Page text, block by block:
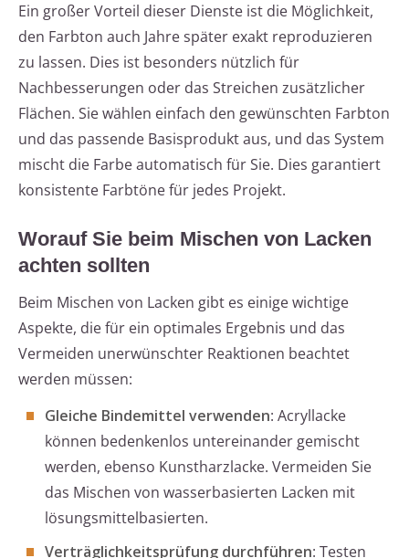
Ein großer Vorteil dieser Dienste ist die Möglichkeit,
den Farbton auch Jahre später exakt reproduzieren
zu lassen. Dies ist besonders nützlich für
Nachbesserungen oder das Streichen zusätzlicher
Flächen. Sie wählen einfach den gewünschten Farbton
und das passende Basisprodukt aus, und das System
mischt die Farbe automatisch für Sie. Dies garantiert
konsistente Farbtöne für jedes Projekt.
Worauf Sie beim Mischen von Lacken
achten sollten
Beim Mischen von Lacken gibt es einige wichtige
Aspekte, die für ein optimales Ergebnis und das
Vermeiden unerwünschter Reaktionen beachtet
werden müssen:
Gleiche Bindemittel verwenden: Acryllacke
können bedenkenlos untereinander gemischt
werden, ebenso Kunstharzlacke. Vermeiden Sie
das Mischen von wasserbasierten Lacken mit
lösungsmittelbasierten.
Verträglichkeitsprüfung durchführen: Testen